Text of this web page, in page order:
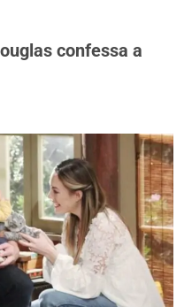
confessa a